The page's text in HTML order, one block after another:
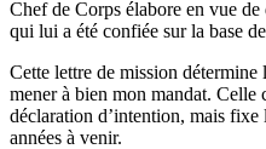
Chef de Corps élabore en vue
qui lui a été confiée sur la base
Cette lettre de mission
mener à bien mon mandat. Celle
déclaration d’intention, mais fixe
années à venir.